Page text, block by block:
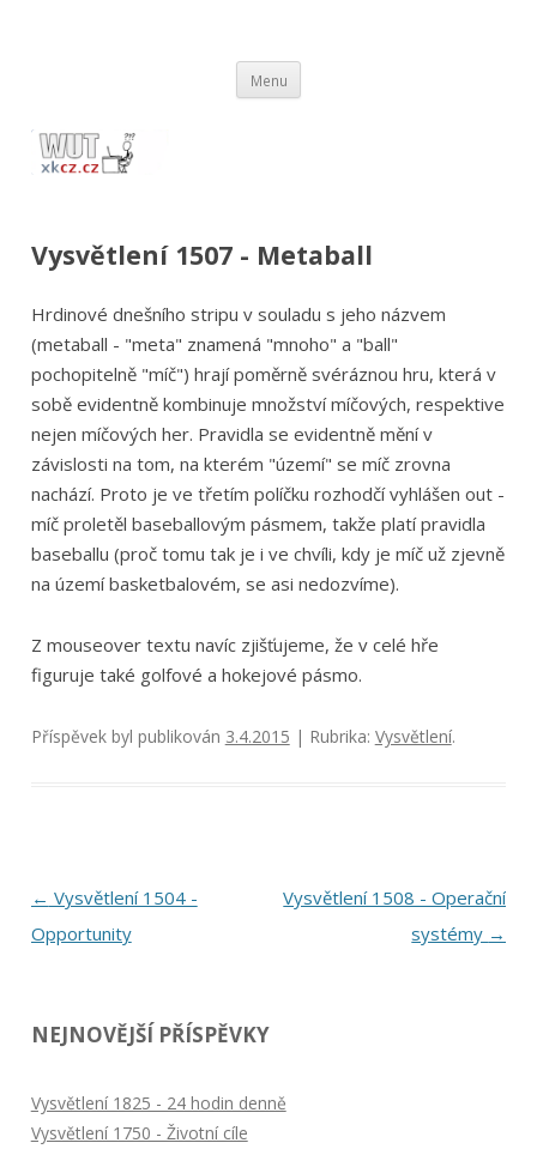
Menu
Vysvětlení 1507 - Metaball
Hrdinové dnešního stripu v souladu s jeho názvem
(metaball - "meta" znamená "mnoho" a "ball"
pochopitelně "míč") hrají poměrně svéráznou hru, která v
sobě evidentně kombinuje množství míčových, respektive
nejen míčových her. Pravidla se evidentně mění v
závislosti na tom, na kterém "území" se míč zrovna
nachází. Proto je ve třetím políčku rozhodčí vyhlášen out -
míč proletěl baseballovým pásmem, takže platí pravidla
baseballu (proč tomu tak je i ve chvíli, kdy je míč už zjevně
na území basketbalovém, se asi nedozvíme).
Z mouseover textu navíc zjišťujeme, že v celé hře
figuruje také golfové a hokejové pásmo.
Příspěvek byl publikován 3.4.2015 | Rubrika: Vysvětlení.
Navigace
pro
← Vysvětlení 1504 -
Opportunity
Vysvětlení 1508 - Operační
systémy →
NEJNOVĚJŠÍ PŘÍSPĚVKY
Vysvětlení 1825 - 24 hodin denně
Vysvětlení 1750 - Životní cíle